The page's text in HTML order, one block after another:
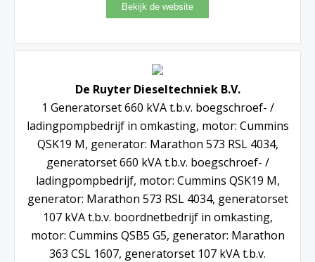
De Ruyter Dieseltechniek B.V.
1 Generatorset 660 kVA t.b.v. boegschroef- /
ladingpompbedrijf in omkasting, motor: Cummins
QSK19 M, generator: Marathon 573 RSL 4034,
generatorset 660 kVA t.b.v. boegschroef- /
ladingpompbedrijf, motor: Cummins QSK19 M,
generator: Marathon 573 RSL 4034, generatorset
107 kVA t.b.v. boordnetbedrijf in omkasting,
motor: Cummins QSB5 G5, generator: Marathon
363 CSL 1607, generatorset 107 kVA t.b.v.